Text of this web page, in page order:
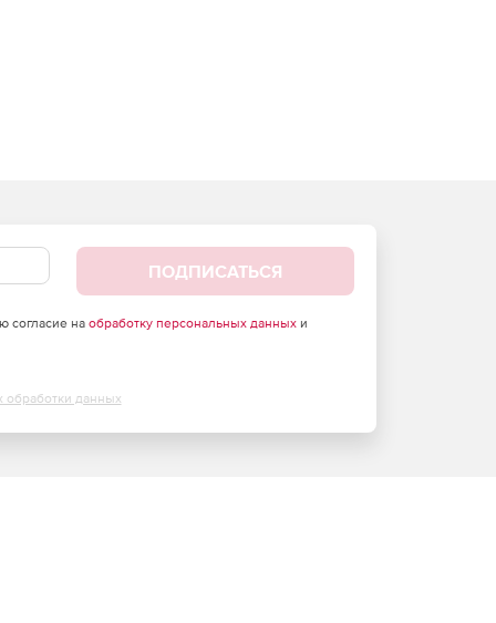
ПОДПИСАТЬСЯ
согласие на обработку персональных данныхи
обработки данных